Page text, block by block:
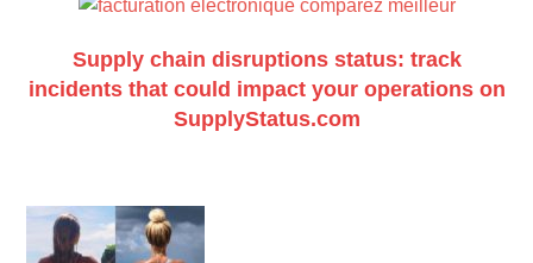
Supply chain disruptions status: track
incidents that could impact your operations on
SupplyStatus.com